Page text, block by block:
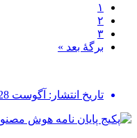
۱
۲
۳
برگهٔ بعد »
تاریخ انتشار: آگوست 28, 2021